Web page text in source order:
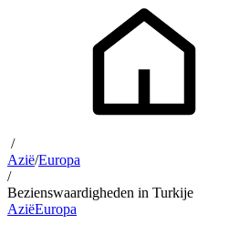
/
Azië/Europa
/
Bezienswaardigheden in Turkije
AziëEuropa